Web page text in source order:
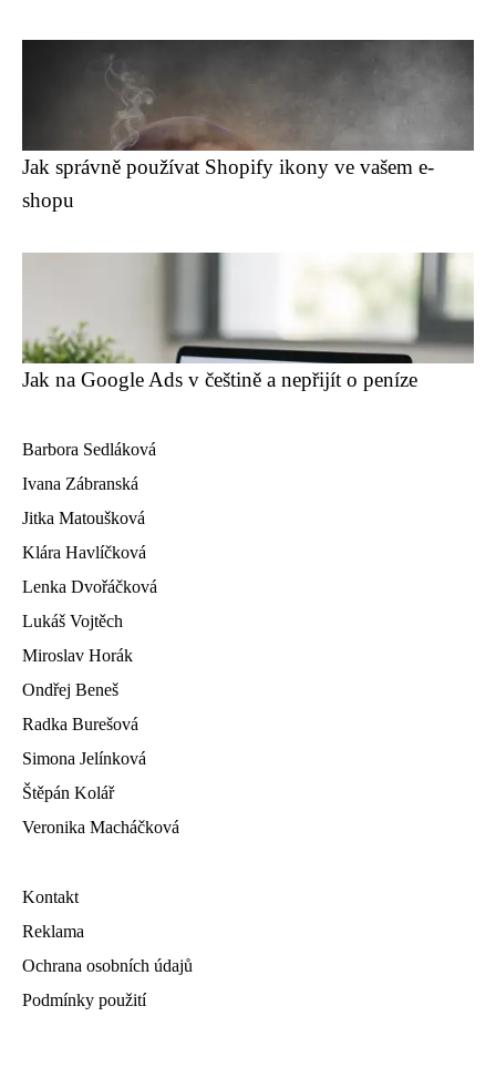
Jak správně používat Shopify ikony ve vašem e-
shopu
Jak na Google Ads v češtině a nepřijít o peníze
Barbora Sedláková
Ivana Zábranská
Jitka Matoušková
Klára Havlíčková
Lenka Dvořáčková
Lukáš Vojtěch
Miroslav Horák
Ondřej Beneš
Radka Burešová
Simona Jelínková
Štěpán Kolář
Veronika Macháčková
Kontakt
Reklama
Ochrana osobních údajů
Podmínky použití